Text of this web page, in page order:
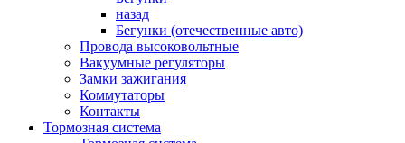
назад
Бегунки (отечественные авто)
Провода высоковольтные
Вакуумные регуляторы
Замки зажигания
Коммутаторы
Контакты
Тормозная система